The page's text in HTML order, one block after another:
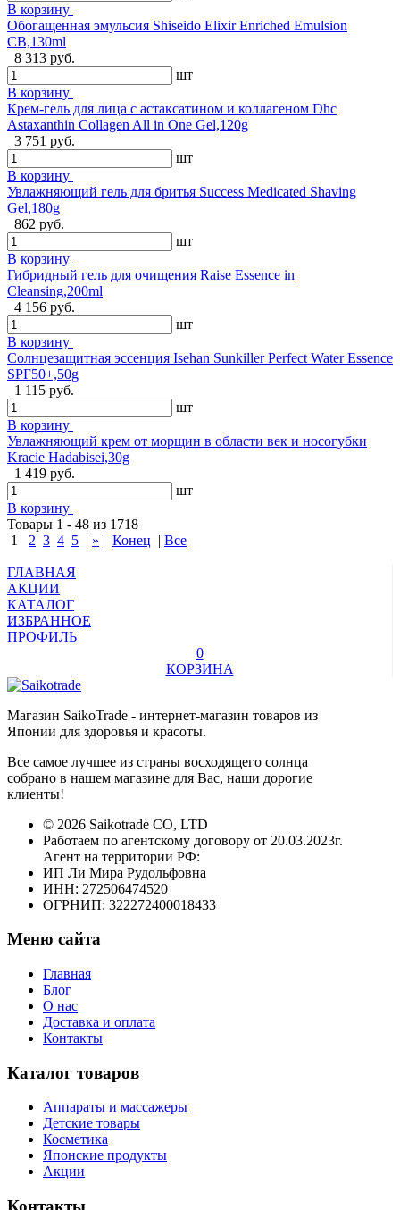
В корзину
Обогащенная эмульсия Shiseido Elixir Enriched Emulsion
CB,130ml
8 313 руб.
шт
В корзину
Крем-гель для лица с астаксатином и коллагеном Dhc
Astaxanthin Collagen All in One Gel,120g
3 751 руб.
шт
В корзину
Увлажняющий гель для бритья Success Medicated Shaving
Gel,180g
862 руб.
шт
В корзину
Гибридный гель для очищения Raise Essence in
Cleansing,200ml
4 156 руб.
шт
В корзину
Солнцезащитная эссенция Isehan Sunkiller Perfect Water Essence
SPF50+,50g
1 115 руб.
шт
В корзину
Увлажняющий крем от морщин в области век и носогубки
Kracie Hadabisei,30g
1 419 руб.
шт
В корзину
Товары 1 - 48 из 1718
1
2 3 4 5 | » | Конец | Все
ГЛАВНАЯ
АКЦИИ
КАТАЛОГ
ИЗБРАННОЕ
ПРОФИЛЬ
0
КОРЗИНА
Магазин SaikoTrade - интернет-магазин товаров из
Японии для здоровья и красоты.
Все самое лучшее из страны восходящего солнца
собрано в нашем магазине для Вас, наши дорогие
клиенты!
© 2026 Saikotrade CO, LTD
Работаем по агентскому договору от 20.03.2023г.
Агент на территории РФ:
ИП Ли Мира Рудольфовна
ИНН: 272506474520
ОГРНИП: 322272400018433
Меню сайта
Главная
Блог
О нас
Доставка и оплата
Контакты
Каталог товаров
Аппараты и массажеры
Детские товары
Косметика
Японские продукты
Акции
Контакты